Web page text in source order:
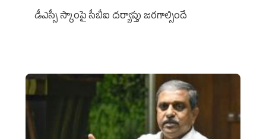
డీఎస్సీ స్కాంపై సీబీఐ దర్యాప్తు జరగాల్సిందే